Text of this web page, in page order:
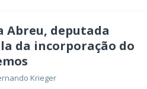
Abreu, deputada
da incorporação do
Krieger